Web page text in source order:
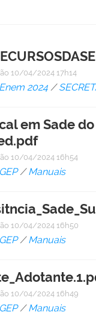
10/04/2024 17h14
2024 /
em Sade
10/04/2024 16h54
/Manuais
10/04/2024 16h50
/Manuais
10/04/2024 16h49
/Manuais